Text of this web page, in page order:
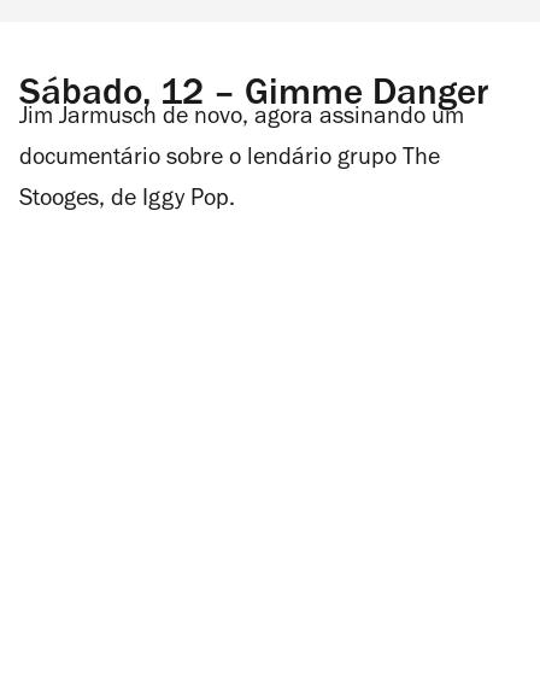
Sábado, 12 – Gimme Danger
Jim Jarmusch de novo, agora assinando um
documentário sobre o lendário grupo The
Stooges, de Iggy Pop.